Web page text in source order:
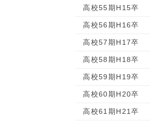
高校55期H15卒
高校56期H16卒
高校57期H17卒
高校58期H18卒
高校59期H19卒
高校60期H20卒
高校61期H21卒